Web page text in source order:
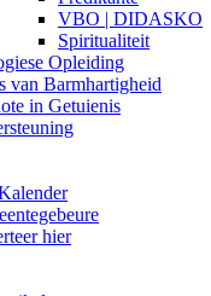
VBO | DIDASKO
Spiritualiteit
Opleiding
van Barmhartigheid
in Getuienis
hier